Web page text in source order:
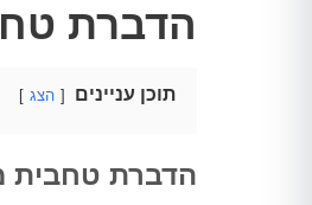
הדברת
תוכן עניינים הצג
הדברת טחבית